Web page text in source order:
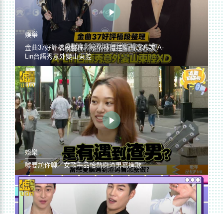
娛樂
金曲37好評橋段整理／蔡依林遭控編曲改36次 A-
Lin台語秀意外變山東腔
娛樂
噓要尬你聊／女歌手品怡熱戀渣男寫進歌